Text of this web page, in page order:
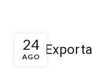
24
AGO